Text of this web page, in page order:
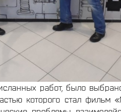
работ, было
которого стал фильм